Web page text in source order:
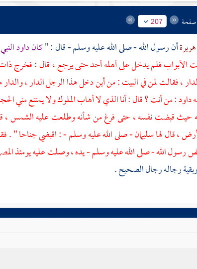
صفحة 207
أن رسول الله - صلى الله عليه وسلم - قال : "كانداود
الأبواب فلم يدخل على أهله أحد حتى يرجع ، قال : فخرج ذات
، فقالت لمن في البيت : من أين دخل هذا الرجل الدار ،
داود: من أنت ؟ قال : أنا الذي لا أهاب الملوك ولا يمتنع مني
حيث قبضت نفسه ، حتى فرغ من شأنه وطلعت عليه الشمس ،
، قال لهاسليمان- صلى الله عليه وسلم - : اقبضي جناحا " .
رسول الله - صلى الله عليه وسلم - يده ، وصلت عليه يومئذ
رجاله رجال الصحيح .